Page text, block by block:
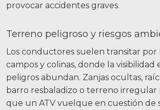
provocar accidentes graves.
Terreno peligroso y riesgos
Los conductores suelen transitar por
campos y colinas, donde la visibilidad
peligros abundan. Zanjas ocultas,
barro resbaladizo o terreno
que un ATV vuelque en cuestión de